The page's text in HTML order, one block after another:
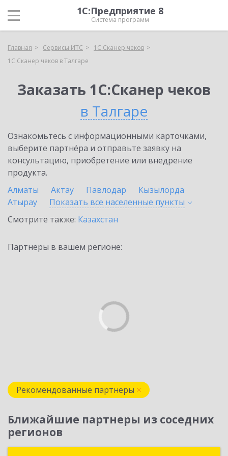
1С:Предприятие 8
Система программ
Главная Сервисы ИТС
1С:Сканер чеков
1С:Сканер чеков в Талгаре
Заказать 1С:Сканер чеков
в Талгаре
Ознакомьтесь с информационными карточками,
выберите партнёра и отправьте заявку на
консультацию, приобретение или внедрение
продукта.
Алматы
Актау Павлодар
Кызылорда
Атырау
Показать все населенные пункты
Смотрите также: Казахстан
Партнеры в вашем регионе:
Рекомендованные партнеры
Ближайшие партнеры из соседних
регионов